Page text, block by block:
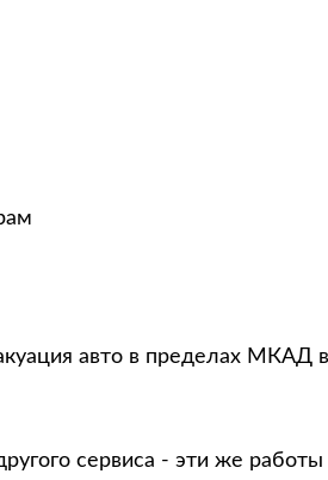
авто в пределах МКАД
сервиса - эти же